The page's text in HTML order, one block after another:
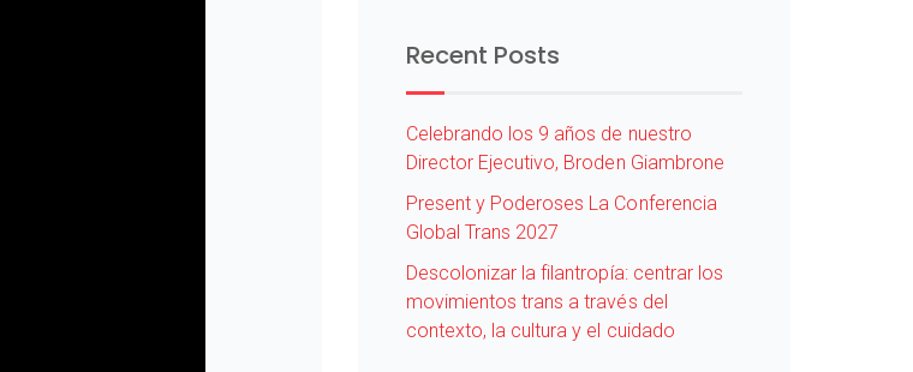
Recent Posts
Celebrando los 9 años de nuestro
Director Ejecutivo, Broden Giambrone
Present y Poderoses La Conferencia
Global Trans 2027
Descolonizar la filantropía: centrar los
movimientos trans a través del
contexto, la cultura y el cuidado